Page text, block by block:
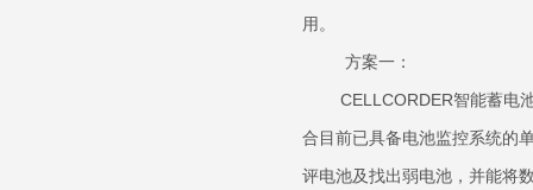
用。
方案
CELLCORDER智能蓄电池
合目前已具备电池监控系统的
评电池及找出弱电池，并能将